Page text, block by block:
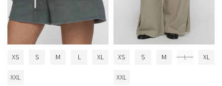
XS S M L XL
XXL
XS S M L XL
XXL